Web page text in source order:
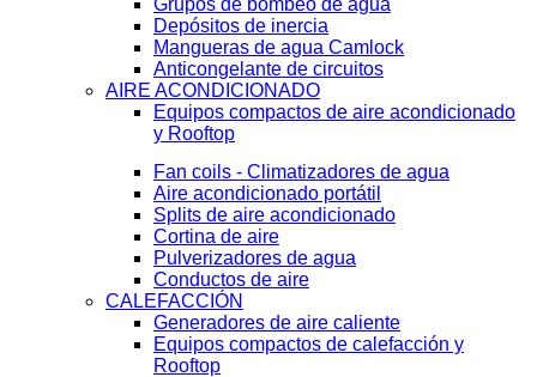
Grupos de bombeo de agua
Depósitos de inercia
Mangueras de agua Camlock
Anticongelante de circuitos
AIRE ACONDICIONADO
Equipos compactos de aire acondicionado
y Rooftop
Fan coils - Climatizadores de agua
Aire acondicionado portátil
Splits de aire acondicionado
Cortina de aire
Pulverizadores de agua
Conductos de aire
CALEFACCIÓN
Generadores de aire caliente
Equipos compactos de calefacción y
Rooftop